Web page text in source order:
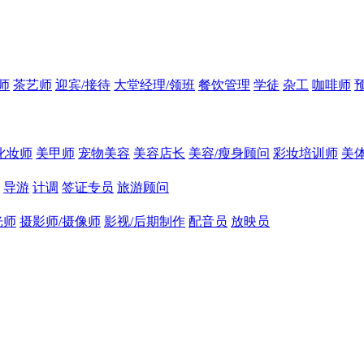
茶艺师 迎宾/接待 大堂经理/领班 餐饮管理 学徒 杂工 咖啡师
妆师 美甲师 宠物美容 美容店长 美容/瘦身顾问 彩妆培训师 美
导游 计调 签证专员 旅游顾问
师 摄影师/摄像师 影视/后期制作 配音员 放映员